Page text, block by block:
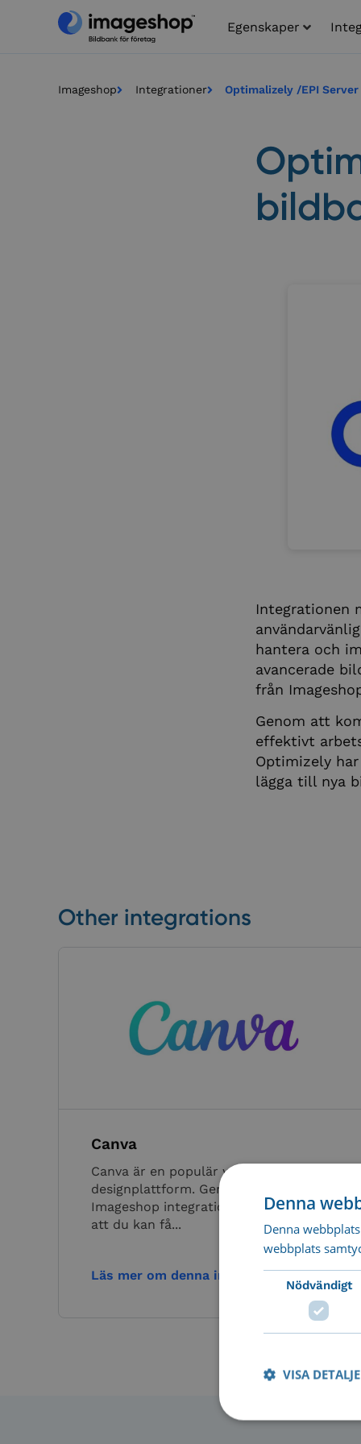
Egenskaper
Imageshop Integrationer Optimalizely /EPI
Integrationen
hantera och
avancerade
från
Genom att
effektivt
Optimizely
lägga till nya
Other integrations
Canva
Canva är en populär webbaserad
designplattform. Genom CI-Hub har
Imageshop integration med Canva, så
att du kan få...
Läs mer om denna integration
Denna
Denna
webbplats
Nödvändigt
VISA